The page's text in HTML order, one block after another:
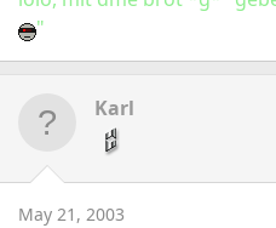
"
Karl
May 21, 2003